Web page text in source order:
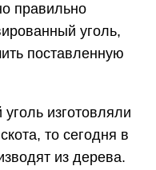
правильно
уголь,
поставленную
изготовляли
то сегодня в
из дерева.